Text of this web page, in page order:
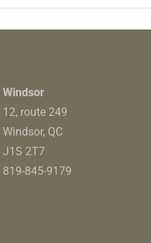
Windsor
12, route 249
Windsor, QC
J1S 2T7
819-845-9179